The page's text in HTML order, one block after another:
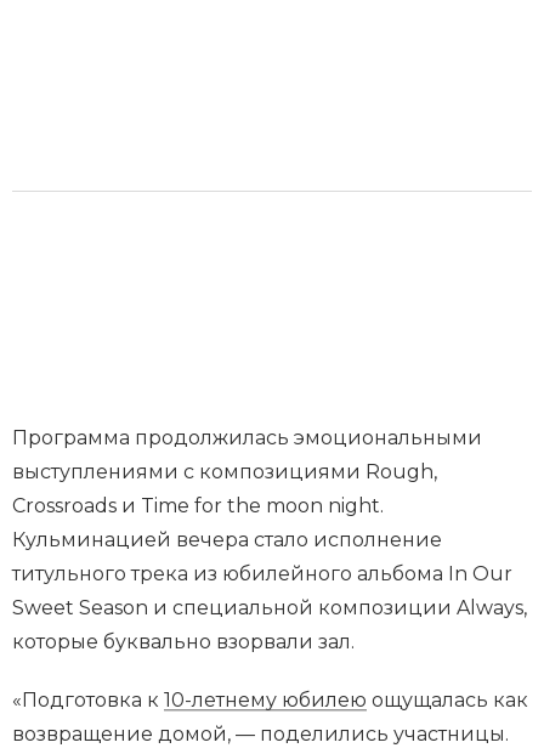
Программа продолжилась эмоциональными
выступлениями с композициями Rough,
Crossroads и Time for the moon night.
Кульминацией вечера стало исполнение
титульного трека из юбилейного альбома In Our
Sweet Season и специальной композиции Always,
которые буквально взорвали зал.
«Подготовка к 10-летнему юбилею ощущалась как
возвращение домой, — поделились участницы.